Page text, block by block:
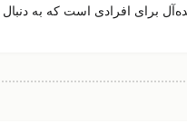
برای افرادی است که به دنبال